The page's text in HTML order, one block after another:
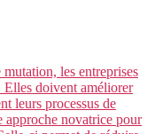
les entreprises
Elles doivent améliorer
leurs processus de
approche novatrice pour